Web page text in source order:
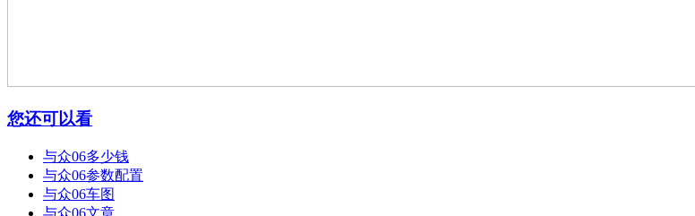
您还可以看
与众06多少钱
与众06参数配置
与众06车图
与众06文章